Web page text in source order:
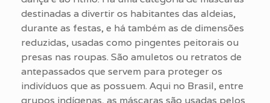
destinadas a divertir os habitantes das aldeias,
durante as festas, e há também as de dimensões
reduzidas, usadas como pingentes peitorais ou
presas nas roupas. São amuletos ou retratos de
antepassados que servem para proteger os
indivíduos que as possuem. Aqui no Brasil, entre
grupos indígenas, as máscaras são usadas pelos